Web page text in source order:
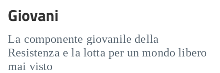
Giovani
La componente giovanile della
Resistenza e la lotta per un mondo libero
mai visto